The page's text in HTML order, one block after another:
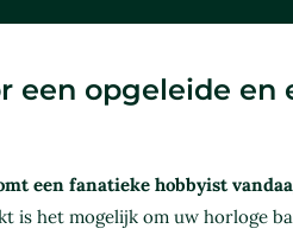
een opgeleide en
een fanatieke hobbyist
is het mogelijk om uw horloge